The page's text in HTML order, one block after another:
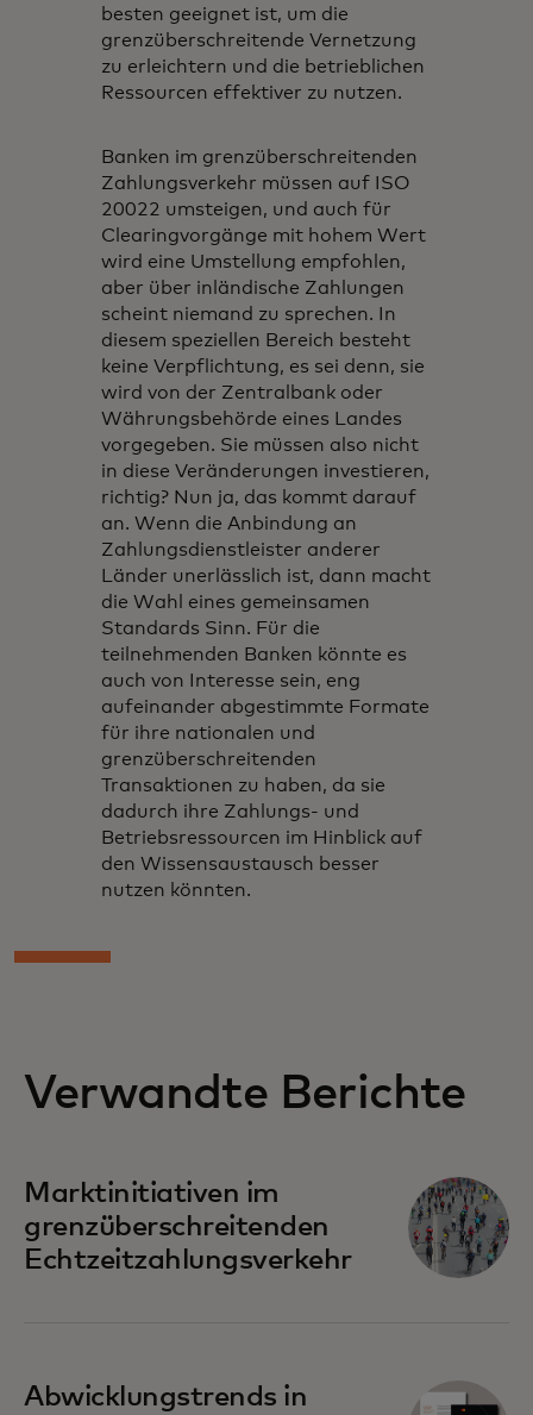
besten geeignet ist, um die
grenzüberschreitende Vernetzung
zu erleichtern und die betrieblichen
Ressourcen effektiver zu nutzen.
Banken im grenzüberschreitenden
Zahlungsverkehr müssen auf ISO
20022 umsteigen, und auch für
Clearingvorgänge mit hohem Wert
wird eine Umstellung empfohlen,
aber über inländische Zahlungen
scheint niemand zu sprechen. In
diesem speziellen Bereich besteht
keine Verpflichtung, es sei denn, sie
wird von der Zentralbank oder
Währungsbehörde eines Landes
vorgegeben. Sie müssen also nicht
in diese Veränderungen investieren,
richtig? Nun ja, das kommt darauf
an. Wenn die Anbindung an
Zahlungsdienstleister anderer
Länder unerlässlich ist, dann macht
die Wahl eines gemeinsamen
Standards Sinn. Für die
teilnehmenden Banken könnte es
auch von Interesse sein, eng
aufeinander abgestimmte Formate
für ihre nationalen und
grenzüberschreitenden
Transaktionen zu haben, da sie
dadurch ihre Zahlungs- und
Betriebsressourcen im Hinblick auf
den Wissensaustausch besser
nutzen könnten.
Verwandte Berichte
Marktinitiativen im
grenzüberschreitenden
Echtzeitzahlungsverkehr
Abwicklungstrends in